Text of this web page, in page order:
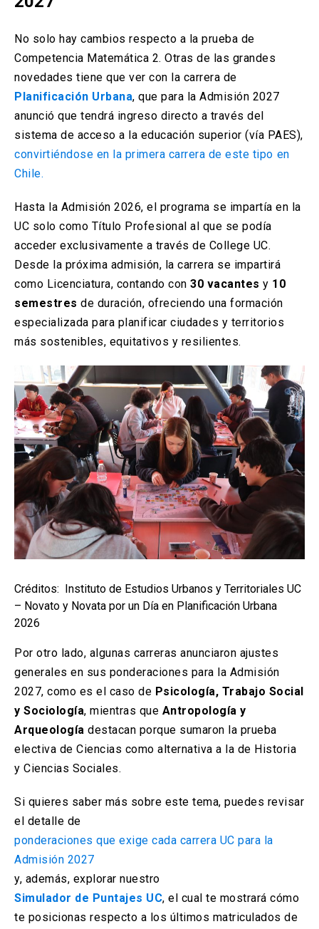
No solo hay cambios respecto a la prueba de
Competencia Matemática 2. Otras de las grandes
novedades tiene que ver con la carrera de
Planificación Urbana, que para la Admisión 2027
anunció que tendrá ingreso directo a través del
sistema de acceso a la educación superior (vía PAES),
convirtiéndose en la primera carrera de este tipo en
Chile.
Hasta la Admisión 2026, el programa se impartía en la
UC solo como Título Profesional al que se podía
acceder exclusivamente a través de College UC.
Desde la próxima admisión, la carrera se impartirá
como Licenciatura, contando con 30 vacantes y 10
semestres de duración, ofreciendo una formación
especializada para planificar ciudades y territorios
más sostenibles, equitativos y resilientes.
Créditos: Instituto de Estudios Urbanos y Territoriales UC
– Novato y Novata por un Día en Planificación Urbana
2026
Por otro lado, algunas carreras anunciaron ajustes
generales en sus ponderaciones para la Admisión
2027, como es el caso de Psicología, Trabajo Social
y Sociología, mientras que Antropología y
Arqueología destacan porque sumaron la prueba
electiva de Ciencias como alternativa a la de Historia
y Ciencias Sociales.
Si quieres saber más sobre este tema, puedes revisar
el detalle de
ponderaciones que exige cada carrera UC para la
Admisión 2027
y, además, explorar nuestro
Simulador de Puntajes UC, el cual te mostrará cómo
te posicionas respecto a los últimos matriculados de